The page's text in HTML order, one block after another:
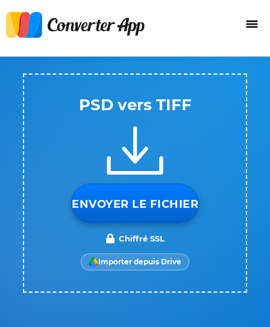
PSD vers TIFF
ENVOYER LE FICHIER
Chiffré SSL
Importer depuis Drive